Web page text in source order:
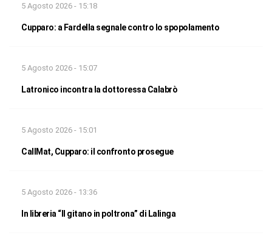
5 Agosto 2026 - 15:18
Cupparo: a Fardella segnale contro lo spopolamento
5 Agosto 2026 - 15:07
Latronico incontra la dottoressa Calabrò
5 Agosto 2026 - 15:01
CallMat, Cupparo: il confronto prosegue
5 Agosto 2026 - 13:36
In libreria “Il gitano in poltrona” di Lalinga